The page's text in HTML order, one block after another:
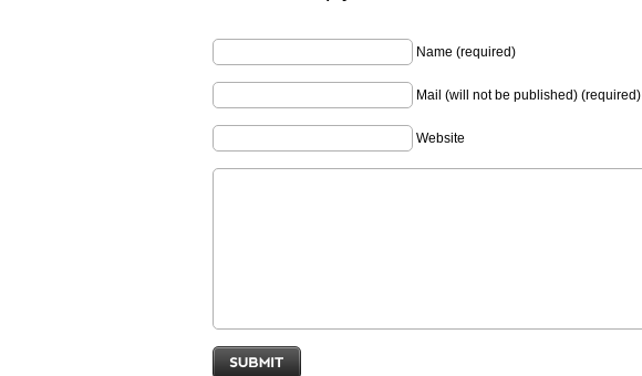
Name (required)
Mail (will not be published) (required)
Website